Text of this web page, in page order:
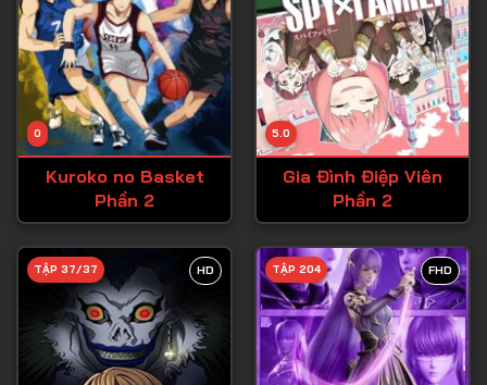
Tập 22
Tập 23
Tập 24
Tập 25
Tập 26
Tập 29
Tập 30
Tập 31
0
Kuroko no Basket
Phần 2
5.0
Gia Đình Điệp Viên
Phần 2
HD
TẬP 37/37 FHD
TẬP 204